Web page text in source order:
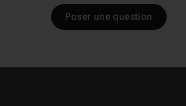
Poser une question